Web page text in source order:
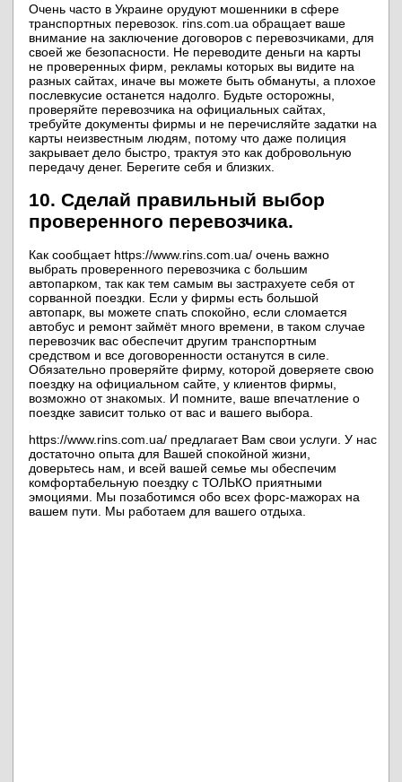
Очень часто в Украине орудуют мошенники в сфере
транспортных перевозок. rins.com.ua обращает ваше
внимание на заключение договоров с перевозчиками, для
своей же безопасности. Не переводите деньги на карты
не проверенных фирм, рекламы которых вы видите на
разных сайтах, иначе вы можете быть обмануты, а плохое
послевкусие останется надолго. Будьте осторожны,
проверяйте перевозчика на официальных сайтах,
требуйте документы фирмы и не перечисляйте задатки на
карты неизвестным людям, потому что даже полиция
закрывает дело быстро, трактуя это как добровольную
передачу денег. Берегите себя и близких.
10. Сделай правильный выбор
проверенного перевозчика.
Как сообщает https://www.rins.com.ua/ очень важно
выбрать проверенного перевозчика с большим
автопарком, так как тем самым вы застрахуете себя от
сорванной поездки. Если у фирмы есть большой
автопарк, вы можете спать спокойно, если сломается
автобус и ремонт займёт много времени, в таком случае
перевозчик вас обеспечит другим транспортным
средством и все договоренности останутся в силе.
Обязательно проверяйте фирму, которой доверяете свою
поездку на официальном сайте, у клиентов фирмы,
возможно от знакомых. И помните, ваше впечатление о
поездке зависит только от вас и вашего выбора.
https://www.rins.com.ua/ предлагает Вам свои услуги. У нас
достаточно опыта для Вашей спокойной жизни,
доверьтесь нам, и всей вашей семье мы обеспечим
комфортабельную поездку с ТОЛЬКО приятными
эмоциями. Мы позаботимся обо всех форс-мажорах на
вашем пути. Мы работаем для вашего отдыха.